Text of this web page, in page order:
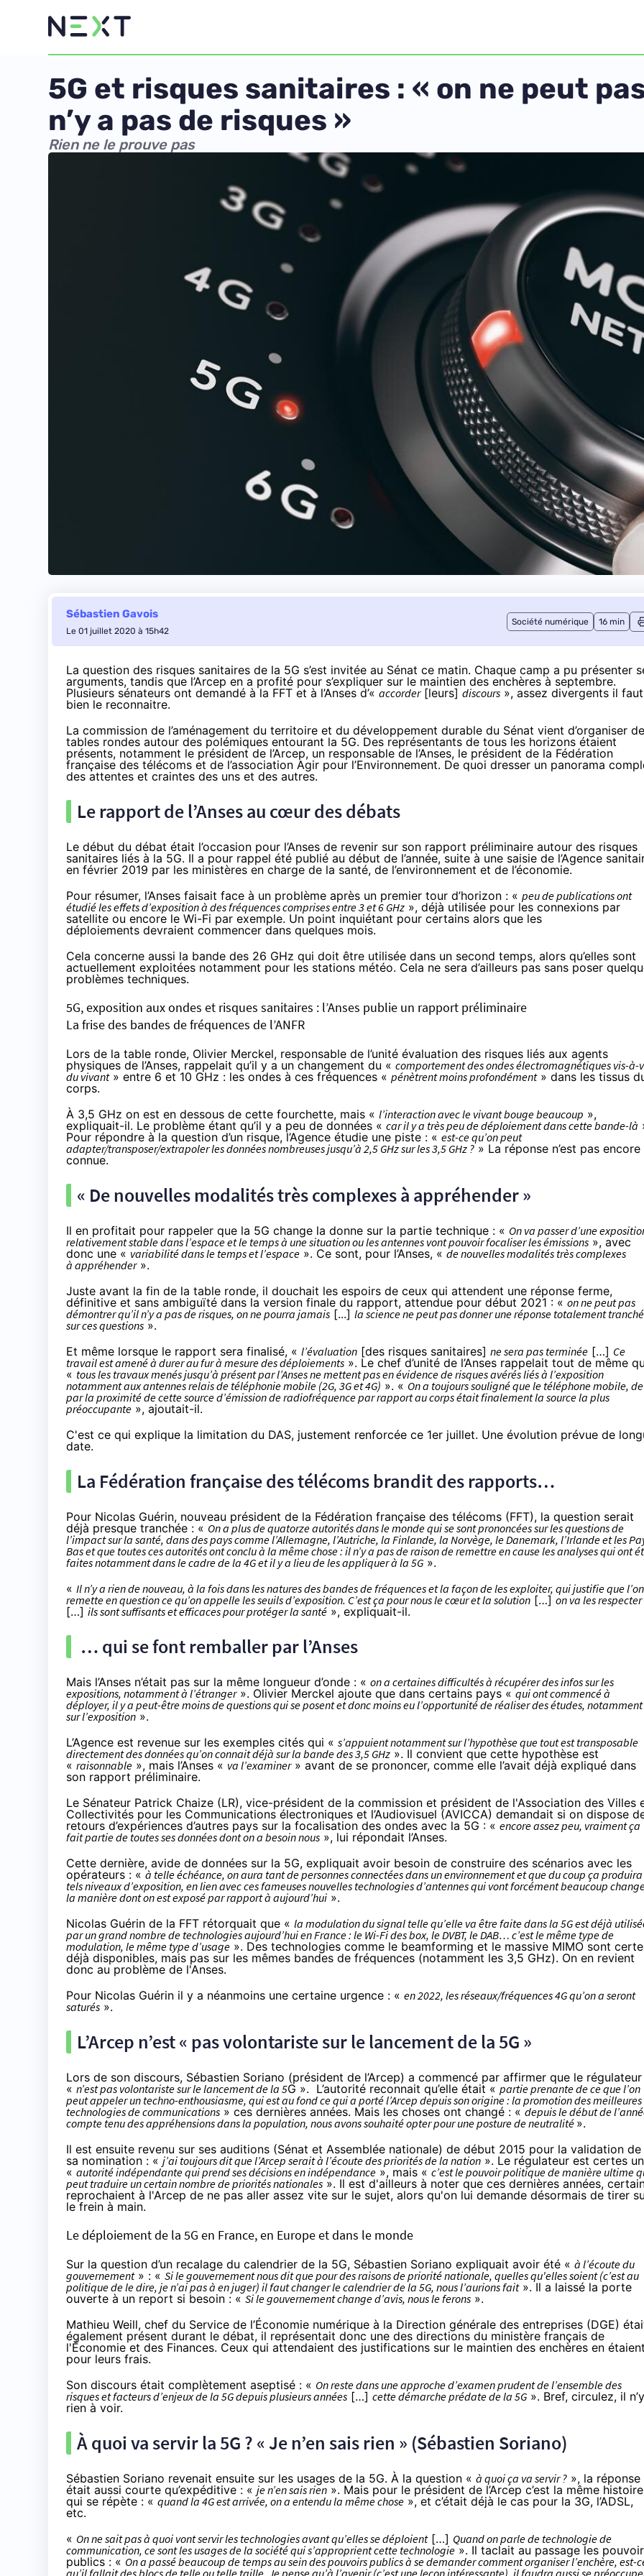
5G et risques sanitaires : « on ne peut
n’y a pas de risques »
Rien ne le prouve pas
Sébastien Gavois
Le 01 juillet 2020 à 15h42
Société numérique 16 min
La question des risques sanitaires de la 5G s’est invitée au Sénat ce matin. Chaque camp a pu présenter
arguments, tandis que l’Arcep en a profité pour s’expliquer sur le maintien des enchères à septembre.
Plusieurs sénateurs ont demandé à la FFT et à l’Anses d’« accorder[leurs] discours », assez divergents il faut
bien le reconnaitre.
La commission de l’aménagement du territoire et du développement durable du Sénat vient d’organiser
tables rondes autour des polémiques entourant la 5G. Des représentants de tous les horizons étaient
présents, notamment le président de l’Arcep, un responsable de l’Anses, le président de la Fédération
française des télécoms et de l’association Agir pour l’Environnement. De quoi dresser un panorama
des attentes et craintes des uns et des autres.
Le rapport de l’Anses au cœur des débats
Le début du débat était l’occasion pour l’Anses de revenir sur son rapport préliminaire autour des risques
sanitaires liés à la 5G. Il a pour rappel été publié au début de l’année, suite à une saisie de l’Agence
en février 2019 par les ministères en charge de la santé, de l’environnement et de l’économie.
Pour résumer, l’Anses faisait face à un problème après un premier tour d’horizon : « peu de publications ont
étudié les effets d’exposition à des fréquences comprises entre 3 et 6 GHz », déjà utilisée pour les connexions par
satellite ou encore le Wi-Fi par exemple. Un point inquiétant pour certains alors que les
déploiements devraient commencer dans quelques mois.
Cela concerne aussi la bande des 26 GHz qui doit être utilisée dans un second temps, alors qu’elles sont
actuellement exploitées notamment pour les stations météo. Cela ne sera d’ailleurs pas sans poser
problèmes techniques.
5G, exposition aux ondes et risques sanitaires : l’Anses publie un rapport préliminaire
La frise des bandes de fréquences de l’ANFR
Lors de la table ronde, Olivier Merckel, responsable de l’unité évaluation des risques liés aux agents
physiques de l’Anses, rappelait qu’il y a un changement du « comportement des ondes électromagnétiques vis-à-
du vivant» entre 6 et 10 GHz : les ondes à ces fréquences « pénètrent moins profondément» dans les tissus
corps.
À 3,5 GHz on est en dessous de cette fourchette, mais « l’interaction avec le vivant bouge beaucoup »,
expliquait-il. Le problème étant qu’il y a peu de données « car il y a très peu de déploiement dans cette bande-là
Pour répondre à la question d’un risque, l’Agence étudie une piste : « est-ce qu’on peut
adapter/transposer/extrapoler les données nombreuses jusqu’à 2,5 GHz sur les 3,5 GHz ? » La réponse n’est pas encore
connue.
« De nouvelles modalités très complexes à appréhender »
Il en profitait pour rappeler que la 5G change la donne sur la partie technique : « On va passer d’une
relativement stable dans l’espace et le temps à une situation ou les antennes vont pouvoir focaliser les émissions », avec
donc une « variabilité dans le temps et l’espace ». Ce sont, pour l’Anses, « de nouvelles modalités très complexes
à appréhender».
Juste avant la fin de la table ronde, il douchait les espoirs de ceux qui attendent une réponse ferme,
définitive et sans ambiguïté dans la version finale du rapport, attendue pour début 2021 : « on ne peut pas
démontrer qu’il n’y a pas de risques, on ne pourra jamais [...] la science ne peut pas donner une réponse totalement
sur ces questions ».
Et même lorsque le rapport sera finalisé, « l’évaluation [des risques sanitaires] ne sera pas terminée […] Ce
travail est amené à durer au fur à mesure des déploiements ». Le chef d’unité de l’Anses rappelait tout de même
« tous les travaux menés jusqu’à présent par l’Anses ne mettent pas en évidence de risques avérés liés à l’exposition
notamment aux antennes relais de téléphonie mobile (2G, 3G et 4G) ». « On a toujours souligné que le téléphone mobile, de
par la proximité de cette source d’émission de radiofréquence par rapport au corps était finalement la source la plus
préoccupante », ajoutait-il.
C'est ce qui explique la limitation du DAS, justement renforcée ce 1er juillet. Une évolution prévue de
date.
La Fédération française des télécoms brandit des rapports…
Pour Nicolas Guérin, nouveau président de la Fédération française des télécoms (FFT), la question serait
déjà presque tranchée : « On a plus de quatorze autorités dans le monde qui se sont prononcées sur les questions de
l’impact sur la santé, dans des pays comme l’Allemagne, l’Autriche, la Finlande, la Norvège, le Danemark, l’Irlande et les
Bas et que toutes ces autorités ont conclu à la même chose : il n’y a pas de raison de remettre en cause les analyses qui ont
faites notamment dans le cadre de la 4G et il y a lieu de les appliquer à la 5G ».
« Il n’y a rien de nouveau, à la fois dans les natures des bandes de fréquences et la façon de les exploiter, qui justifie que l’on
remette en question ce qu’on appelle les seuils d’exposition. C’est ça pour nous le cœur et la solution […] on va les respecter
[…] ils sont suffisants et efficaces pour protéger la santé », expliquait-il.
… qui se font remballer par l’Anses
Mais l’Anses n’était pas sur la même longueur d’onde : « on a certaines difficultés à récupérer des infos sur les
expositions, notamment à l’étranger». Olivier Merckel ajoute que dans certains pays « qui ont commencé à
déployer, il y a peut-être moins de questions qui se posent et donc moins eu l’opportunité de réaliser des études, notamment
sur l’exposition ».
L’Agence est revenue sur les exemples cités qui « s’appuient notamment sur l’hypothèse que tout est transposable
directement des données qu’on connait déjà sur la bande des 3,5 GHz ». Il convient que cette hypothèse est
« raisonnable », mais l’Anses « va l’examiner» avant de se prononcer, comme elle l’avait déjà expliqué dans
son rapport préliminaire.
Le Sénateur Patrick Chaize (LR), vice-président de la commission et président de l'Association des Villes
Collectivités pour les Communications électroniques et l’Audiovisuel (AVICCA) demandait si on dispose
retours d’expériences d’autres pays sur la focalisation des ondes avec la 5G : « encore assez peu, vraiment ça
fait partie de toutes ses données dont on a besoin nous », lui répondait l’Anses.
Cette dernière, avide de données sur la 5G, expliquait avoir besoin de construire des scénarios avec les
opérateurs : « à telle échéance, on aura tant de personnes connectées dans un environnement et que du coup ça produira
tels niveaux d’exposition, en lien avec ces fameuses nouvelles technologies d’antennes qui vont forcément beaucoup
la manière dont on est exposé par rapport à aujourd’hui ».
Nicolas Guérin de la FFT rétorquait que « la modulation du signal telle qu’elle va être faite dans la 5G est déjà
par un grand nombre de technologies aujourd’hui en France : le Wi-Fi des box, le DVBT, le DAB… c’est le même type de
modulation, le même type d’usage ». Des technologies comme le beamforming et le massive MIMO sont
déjà disponibles, mais pas sur les mêmes bandes de fréquences (notamment les 3,5 GHz). On en revient
donc au problème de l'Anses.
Pour Nicolas Guérin il y a néanmoins une certaine urgence : « en 2022, les réseaux/fréquences 4G qu’on a seront
saturés ».
L’Arcep n’est « pas volontariste sur le lancement de la 5G »
Lors de son discours, Sébastien Soriano (président de l’Arcep) a commencé par affirmer que le régulateur
« n’est pas volontariste sur le lancement de la 5G ». L’autorité reconnait qu’elle était « partie prenante de ce que l’on
peut appeler un techno-enthousiasme, qui est au fond ce qui a porté l’Arcep depuis son origine : la promotion des meilleures
technologies de communications » ces dernières années. Mais les choses ont changé : « depuis le début de
compte tenu des appréhensions dans la population, nous avons souhaité opter pour une posture de neutralité ».
Il est ensuite revenu sur ses auditions (Sénat et Assemblée nationale) de début 2015 pour la validation de
sa nomination : « j’ai toujours dit que l’Arcep serait à l’écoute des priorités de la nation ». Le régulateur est certes
« autorité indépendante qui prend ses décisions en indépendance », mais « c’est le pouvoir politique de manière ultime
peut traduire un certain nombre de priorités nationales ». Il est d'ailleurs à noter que ces dernières années,
reprochaient à l'Arcep de ne pas aller assez vite sur le sujet, alors qu'on lui demande désormais de tirer
le frein à main.
Le déploiement de la 5G en France, en Europe et dans le monde
Sur la question d’un recalage du calendrier de la 5G, Sébastien Soriano expliquait avoir été « à l’écoute du
gouvernement» : « Si le gouvernement nous dit que pour des raisons de priorité nationale, quelles qu'elles soient (c’est au
politique de le dire, je n’ai pas à en juger) il faut changer le calendrier de la 5G, nous l’aurions fait». Il a laissé la porte
ouverte à un report si besoin : « Si le gouvernement change d’avis, nous le ferons ».
Mathieu Weill, chef du Service de l’Économie numérique à la Direction générale des entreprises (DGE)
également présent durant le débat, il représentait donc une des directions du ministère français de
l'Économie et des Finances. Ceux qui attendaient des justifications sur le maintien des enchères en étaient
pour leurs frais.
Son discours était complètement aseptisé : « On reste dans une approche d’examen prudent de l’ensemble des
risques et facteurs d’enjeux de la 5G depuis plusieurs années […] cette démarche prédate de la 5G ». Bref, circulez, il
rien à voir.
À quoi va servir la 5G ? « Je n’en sais rien » (Sébastien Soriano)
Sébastien Soriano revenait ensuite sur les usages de la 5G. À la question « à quoi ça va servir ? », la réponse
était aussi courte qu’expéditive : « je n’en sais rien ». Mais pour le président de l’Arcep c’est la même histoire
qui se répète : « quand la 4G est arrivée, on a entendu la même chose », et c’était déjà le cas pour la 3G, l’ADSL,
etc.
« On ne sait pas à quoi vont servir les technologies avant qu’elles se déploient[…] Quand on parle de technologie de
communication, ce sont les usages de la société qui s’approprient cette technologie ». Il taclait au passage les
publics : « On a passé beaucoup de temps au sein des pouvoirs publics à se demander comment organiser l’enchère, est-
qu’il fallait des blocs de telle ou telle taille. Je pense qu’à l’avenir (c’est une leçon intéressante), il faudra aussi se